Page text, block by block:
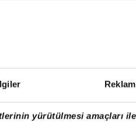
yürütülmesi amaçları